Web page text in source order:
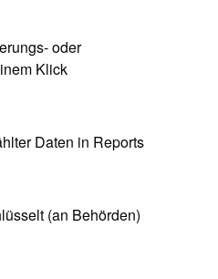
oder
Klick
Daten in Reports
(an Behörden)